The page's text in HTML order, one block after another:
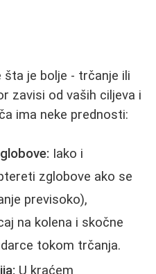
je bolje - trčanje ili
zavisi od vaših ciljeva i
ima neke prednosti:
Iako i
zglobove ako se
previsoko),
na kolena i skočne
tokom trčanja.
U kraćem